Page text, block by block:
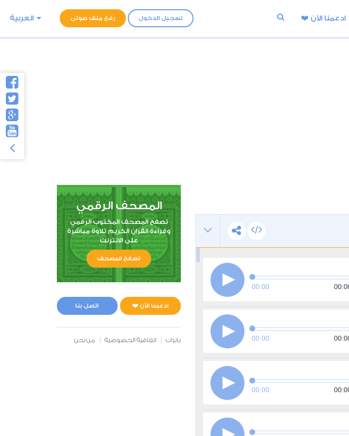
تسجيل الدخول رفع ملف صوتى العربية ادعمنا اﻵن ❤️
00:00
00:00
00:00
المصحف الرقمي
تصفح المصحف المكتوب الرقمي
وقراءة القران الكريم تلاوة مباشرة
على الانترنت
تصفح المصحف
ادعمنا الآن ❤️ اتصل بنا
بانرات اتفاقية الخصوصية من نحن